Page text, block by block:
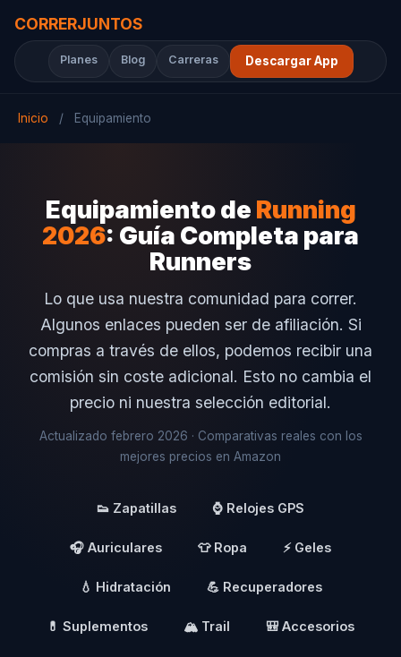
CORRERJUNTOS
Planes Blog Carreras Descargar App
Inicio / Equipamiento
Equipamiento de Running
2026: Guía Completa para
Runners
Lo que usa nuestra comunidad para correr.
Algunos enlaces pueden ser de afiliación. Si
compras a través de ellos, podemos recibir una
comisión sin coste adicional. Esto no cambia el
precio ni nuestra selección editorial.
Actualizado febrero 2026 · Comparativas reales con los
mejores precios en Amazon
👟 Zapatillas ⌚ Relojes GPS
🎧 Auriculares 👕 Ropa ⚡ Geles
💧 Hidratación 💪 Recuperadores
💊 Suplementos 🏔️ Trail 🎒 Accesorios